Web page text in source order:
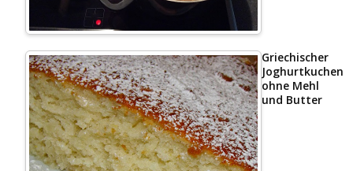
Griechischer
Joghurtkuchen
ohne Mehl
und Butter